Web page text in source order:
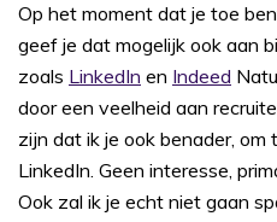
Op het moment dat je toe
geef je dat mogelijk ook aan
zoals LinkedIn en Indeed
door een veelheid aan
zijn dat ik je ook benader,
LinkedIn. Geen interesse,
Ook zal ik je echt niet gaan